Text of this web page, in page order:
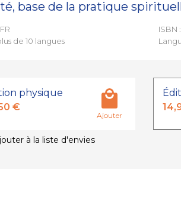
base de la pratique
de 10 langues
ISBN
physique
€
Ajouter
à la liste d'envies